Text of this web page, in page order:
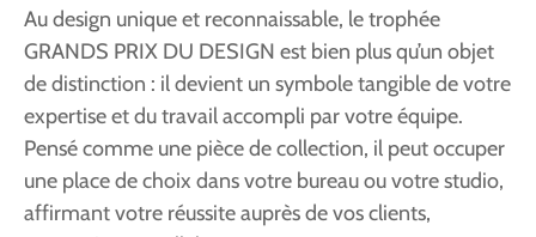
Au design unique et reconnaissable, le trophée
GRANDS PRIX DU DESIGN est bien plus qu’un objet
de distinction : il devient un symbole tangible de votre
expertise et du travail accompli par votre équipe.
Pensé comme une pièce de collection, il peut occuper
une place de choix dans votre bureau ou votre studio,
affirmant votre réussite auprès de vos clients,